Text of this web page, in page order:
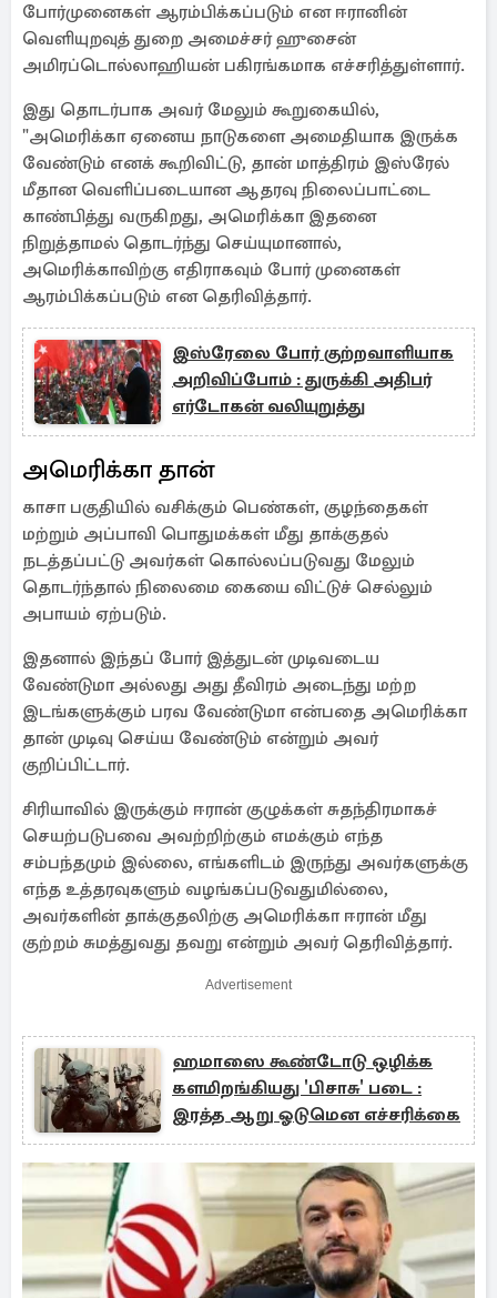
போர்முனைகள் ஆரம்பிக்கப்படும் என ஈரானின்
வெளியுறவுத் துறை அமைச்சர் ஹுசைன்
அமிரப்டொல்லாஹியன் பகிரங்கமாக எச்சரித்துள்ளார்.
இது தொடர்பாக அவர் மேலும் கூறுகையில்,
"அமெரிக்கா ஏனைய நாடுகளை அமைதியாக இருக்க
வேண்டும் எனக் கூறிவிட்டு, தான் மாத்திரம் இஸ்ரேல்
மீதான வெளிப்படையான ஆதரவு நிலைப்பாட்டை
காண்பித்து வருகிறது, அமெரிக்கா இதனை
நிறுத்தாமல் தொடர்ந்து செய்யுமானால்,
அமெரிக்காவிற்கு எதிராகவும் போர் முனைகள்
ஆரம்பிக்கப்படும் என தெரிவித்தார்.
இஸ்ரேலை போர் குற்றவாளியாக
அறிவிப்போம் : துருக்கி அதிபர்
எர்டோகன் வலியுறுத்து
அமெரிக்கா தான்
காசா பகுதியில் வசிக்கும் பெண்கள், குழந்தைகள்
மற்றும் அப்பாவி பொதுமக்கள் மீது தாக்குதல்
நடத்தப்பட்டு அவர்கள் கொல்லப்படுவது மேலும்
தொடர்ந்தால் நிலைமை கையை விட்டுச் செல்லும்
அபாயம் ஏற்படும்.
இதனால் இந்தப் போர் இத்துடன் முடிவடைய
வேண்டுமா அல்லது அது தீவிரம் அடைந்து மற்ற
இடங்களுக்கும் பரவ வேண்டுமா என்பதை அமெரிக்கா
தான் முடிவு செய்ய வேண்டும் என்றும் அவர்
குறிப்பிட்டார்.
சிரியாவில் இருக்கும் ஈரான் குழுக்கள் சுதந்திரமாகச்
செயற்படுபவை அவற்றிற்கும் எமக்கும் எந்த
சம்பந்தமும் இல்லை, எங்களிடம் இருந்து அவர்களுக்கு
எந்த உத்தரவுகளும் வழங்கப்படுவதுமில்லை,
அவர்களின் தாக்குதலிற்கு அமெரிக்கா ஈரான் மீது
குற்றம் சுமத்துவது தவறு என்றும் அவர் தெரிவித்தார்.
Advertisement
ஹமாஸை கூண்டோடு ஒழிக்க
களமிறங்கியது 'பிசாசு' படை :
இரத்த ஆறு ஓடுமென எச்சரிக்கை